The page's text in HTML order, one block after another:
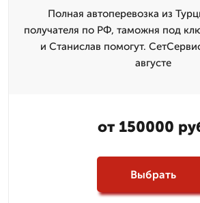
Полная автоперевозка из
получателя по РФ, таможня под
и Станислав помогут.
августе
от 150000
Выбрать